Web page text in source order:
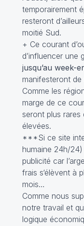
temporairement
resteront
moitié Sud.
+ Ce courant
d’influencer une
jusqu’au week-
manifesteront de
Comme les
marge de ce
seront plus rares
élevées.
***Si ce site
humaine 24h/
publicité car
frais s‘élèvent à
mois…
Comme nous
notre travail et
logique